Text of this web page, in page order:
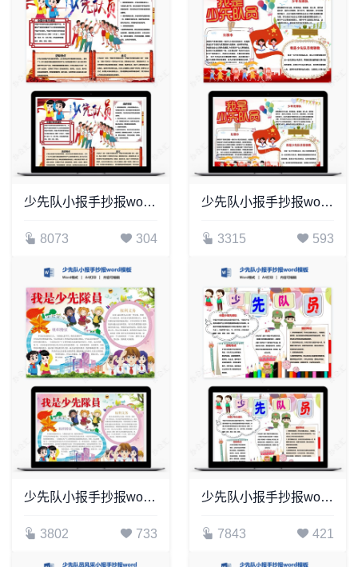
少先队小报手抄报word模板(16)
8073 304
少先队小报手抄报word模板(5)
3315 593
少先队小报手抄报word模板(18)
3802 733
少先队小报手抄报word模板(22)
7843 421